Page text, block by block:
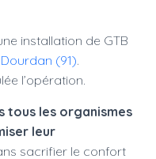
installation de GTB
(91).
l’opération.
tous les organismes
leur
sacrifier le confort